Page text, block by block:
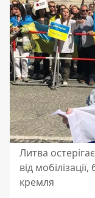
Литва
від
кремля